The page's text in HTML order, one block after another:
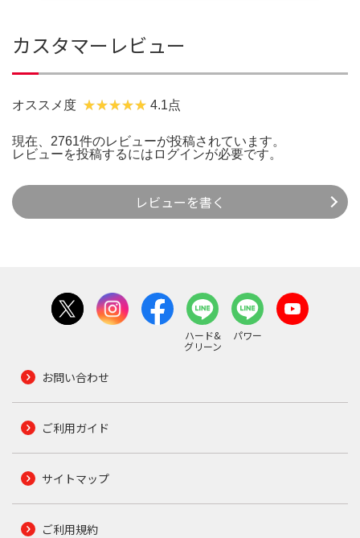
カスタマーレビュー
オススメ度 4.1点
現在、2761件のレビューが投稿されています。
レビューを投稿するには ログインが必要です。
レビューを書く
ハード&
グリーン
パワー
お問い合わせ
ご利用ガイド
サイトマップ
ご利用規約